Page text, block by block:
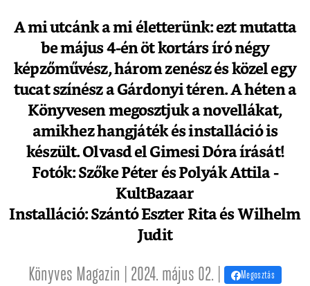
A mi utcánk a mi életterünk: ezt mutatta
be május 4-én öt kortárs író négy
képzőművész, három zenész és közel egy
tucat színész a Gárdonyi téren. A héten a
Könyvesen megosztjuk a novellákat,
amikhez hangjáték és installáció is
készült. Olvasd el Gimesi Dóra írását!
Fotók: Szőke Péter és Polyák Attila -
KultBazaar
Installáció: Szántó Eszter Rita és Wilhelm
Judit
Könyves Magazin | 2024. május 02. | Megosztás